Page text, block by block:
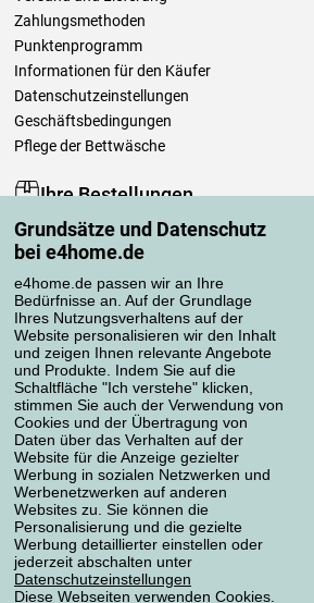
Grundsätze und Datenschutz
bei e4home.de
e4home.de passen wir an Ihre
Bedürfnisse an. Auf der Grundlage
Ihres Nutzungsverhaltens auf der
Website personalisieren wir den Inhalt
und zeigen Ihnen relevante Angebote
und Produkte. Indem Sie auf die
Schaltfläche "Ich verstehe" klicken,
stimmen Sie auch der Verwendung von
Cookies und der Übertragung von
Daten über das Verhalten auf der
Website für die Anzeige gezielter
Werbung in sozialen Netzwerken und
Werbenetzwerken auf anderen
Websites zu. Sie können die
Personalisierung und die gezielte
Werbung detaillierter einstellen oder
jederzeit abschalten unter
Datenschutzeinstellungen
Diese Webseiten verwenden Cookies.
Zahlungsmethoden
Punktenprogramm
Informationen für den Käufer
Datenschutzeinstellungen
Geschäftsbedingungen
Pflege der Bettwäsche
Ihre Bestellungen
Mein Konto
Bestellübersicht
Reklamationen
Widerrufsbelehrung
Einfach mehr wissen
Richtlinien zur Verarbeitung von Bewertungen
Transportarten
Zahlungsmethoden
Zuverlässiger Shop